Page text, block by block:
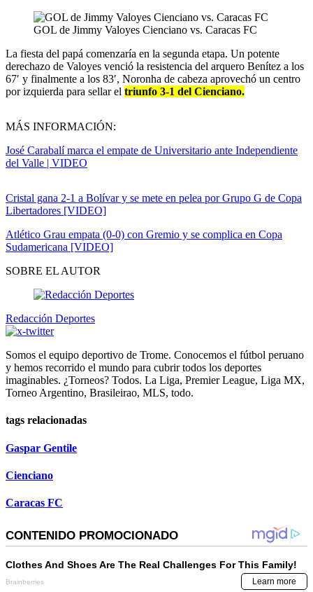
GOL de Jimmy Valoyes Cienciano vs. Caracas FC
La fiesta del papá comenzaría en la segunda etapa. Un potente
derechazo de Valoyes venció la resistencia del arquero Benítez a los
67′ y finalmente a los 83′, Noronha de cabeza aprovechó un centro
por izquierda para sellar el triunfo 3-1 del Cienciano.
MÁS INFORMACIÓN:
José Carabalí marca el empate de Universitario ante Independiente
del Valle | VIDEO
Cristal gana 2-1 a Bolívar y se mete en pelea por Grupo G de Copa
Libertadores [VIDEO]
Atlético Grau empata (0-0) con Gremio y se complica en Copa
Sudamericana [VIDEO]
SOBRE EL AUTOR
Redacción Deportes
Somos el equipo deportivo de Trome. Conocemos el fútbol peruano
y hemos recorrido el mundo para cubrir todos los deportes
imaginables. ¿Torneos? Todos. La Liga, Premier League, Liga MX,
Torneo Argentino, Brasileirao, MLS, todo.
tags relacionadas
Gaspar Gentile
Cienciano
Caracas FC